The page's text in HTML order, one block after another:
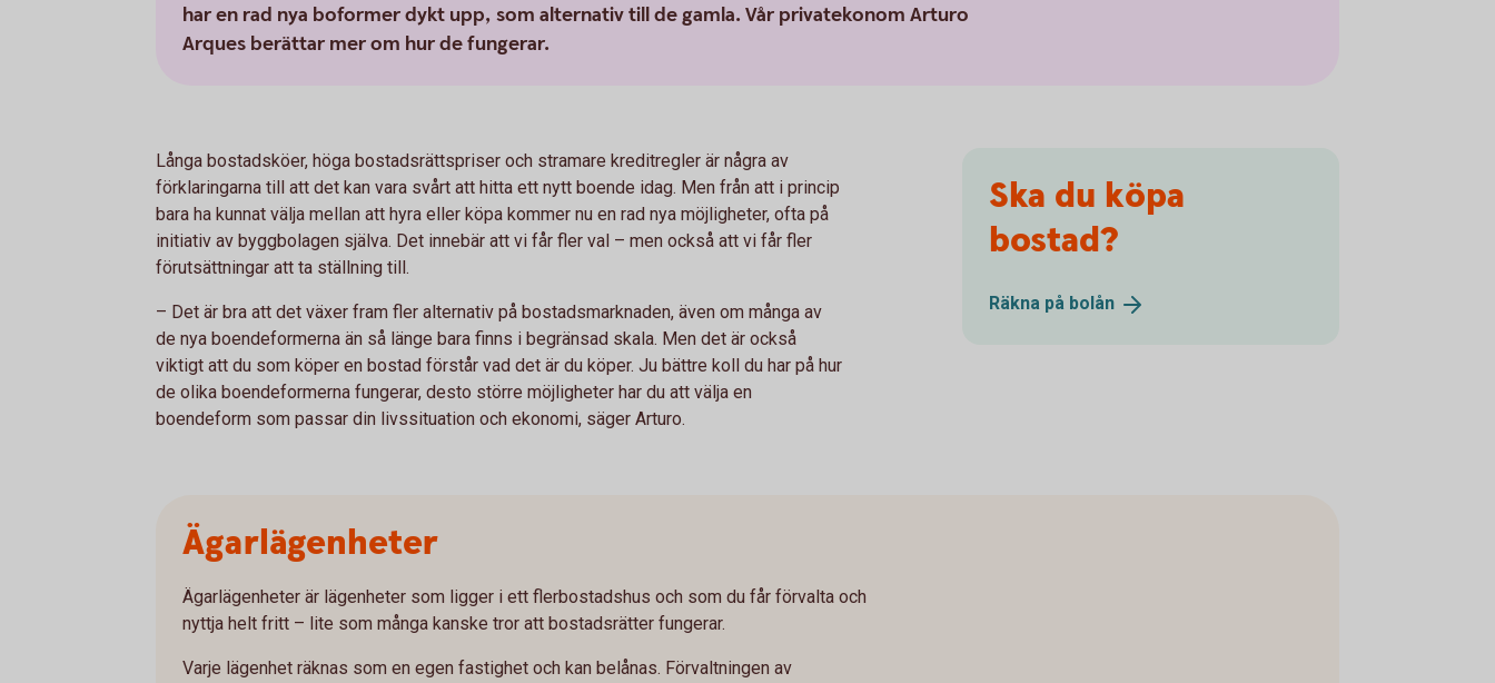
har en rad nya boformer dykt upp, som alternativ till de gamla. Vår privatekonom Arturo
Arques berättar mer om hur de fungerar.
Långa bostadsköer, höga bostadsrättspriser och stramare kreditregler är några av
förklaringarna till att det kan vara svårt att hitta ett nytt boende idag. Men från att i princip
bara ha kunnat välja mellan att hyra eller köpa kommer nu en rad nya möjligheter, ofta på
initiativ av byggbolagen själva. Det innebär att vi får fler val – men också att vi får fler
förutsättningar att ta ställning till.
– Det är bra att det växer fram fler alternativ på bostadsmarknaden, även om många av
de nya boendeformerna än så länge bara finns i begränsad skala. Men det är också
viktigt att du som köper en bostad förstår vad det är du köper. Ju bättre koll du har på hur
de olika boendeformerna fungerar, desto större möjligheter har du att välja en
boendeform som passar din livssituation och ekonomi, säger Arturo.
Ska du köpa
bostad?
Räkna på bolån
Ägarlägenheter
Ägarlägenheter är lägenheter som ligger i ett flerbostadshus och som du får förvalta och
nyttja helt fritt – lite som många kanske tror att bostadsrätter fungerar.
Varje lägenhet räknas som en egen fastighet och kan belånas. Förvaltningen av